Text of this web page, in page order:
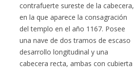
contrafuerte sureste de la cabecera,
en la que aparece la consagración
del templo en el año 1167. Posee
una nave de dos tramos de escaso
desarrollo longitudinal y una
cabecera recta, ambas con cubierta